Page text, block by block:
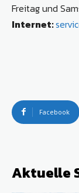
Freitag und
Internet:
Facebook
Aktuelle